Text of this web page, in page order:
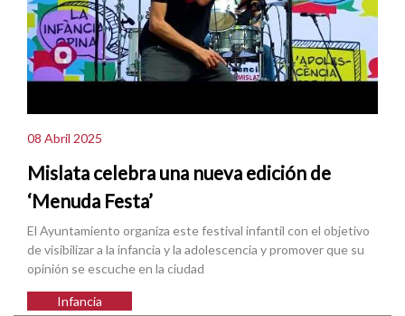
08 Abril 2025
Mislata celebra una nueva edición de
‘Menuda Festa’
El Ayuntamiento organiza este festival infantil con el objetivo
de visibilizar a la infancia y la adolescencia y promover que su
opinión se escuche en la ciudad
Infancia